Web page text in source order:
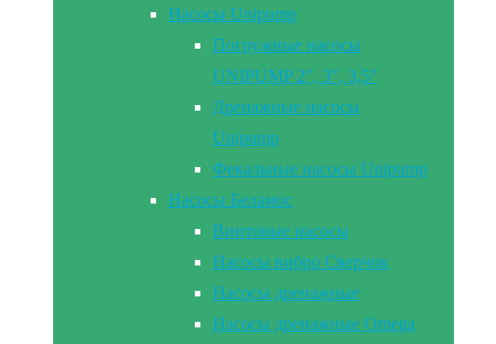
Насосы Unipump
Погружные насосы
UNIPUMP 2″, 3″, 3,5″
Дренажные насосы
Unipump
Фекальные насосы Unipump
Насосы Беламос
Винтовые насосы
Насосы вибро Сверчок
Насосы дренажные
Насосы дренажные Omega